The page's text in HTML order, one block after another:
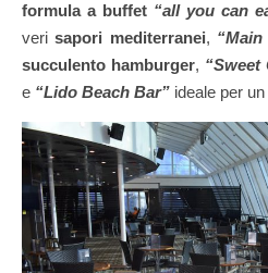
formula a buffet “all you can
verisapori mediterranei,
succulento hamburger, “Sweet
e “Lido Beach Bar” ideale per un